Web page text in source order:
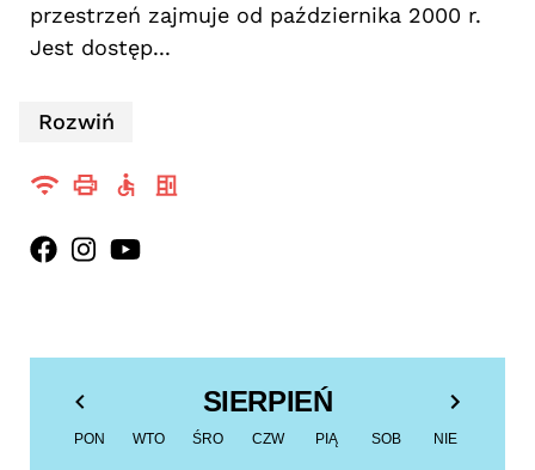
przestrzeń zajmuje od października 2000 r.
Jest dostęp...
Rozwiń
SIERPIEŃ
PON WTO ŚRO CZW PIĄ SOB NIE